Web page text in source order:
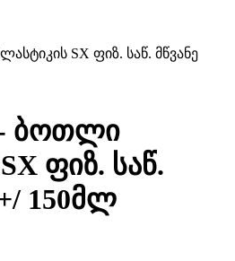
SX ფიზ. საწ. მწვანე
- ბოთლი
ფიზ. საწ.
150მლ